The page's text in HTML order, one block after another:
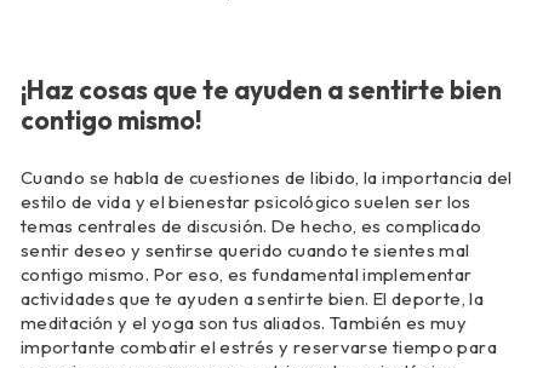
¡Haz cosas que te ayuden a sentirte bien
contigo mismo!
Cuando se habla de cuestiones de libido, la importancia del
estilo de vida y el bienestar psicológico suelen ser los
temas centrales de discusión. De hecho, es complicado
sentir deseo y sentirse querido cuando te sientes mal
contigo mismo. Por eso, es fundamental implementar
actividades que te ayuden a sentirte bien. El deporte, la
meditación y el yoga son tus aliados. También es muy
importante combatir el estrés y reservarse tiempo para